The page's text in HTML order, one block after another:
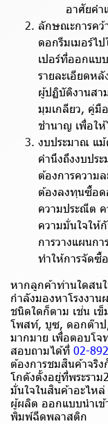
อาศัยคำ
ลักษณะการคว้
ดอกรีมเมอร์ไ
เปอร์ที่ออกแบ
รายละเอียดหลั
ผู้ปฏิบัติงานสา
มุมเกลียว, คู่มื
ชำนาญ เพื่อใ
งบประมาณ แ
คำนึงถึงงบปร
ต้องการความ
ต้องลงทุนซื้อด
ความประณีต ค
ความมั่นใจให้
การวางแผนก
ทำให้การจัดซื้
หากลูกค้าท่านใดสน
กำลังมองหาโรงงา
ชนิดใดก็ตาม เช่น เ
โพสท์, บูซ, ดอกต๊าป
มากมาย เพื่อตอบโจ
สอบถามได้ที่ 02-
ต้องการชมสินค้าจริง
โกดังตั้งอยู่ที่พระรา
มั่นใจในสินค้าอะไห
ผู้ผลิต ออกแบบนำเข้
พิมพ์ฉีดพลาสติก